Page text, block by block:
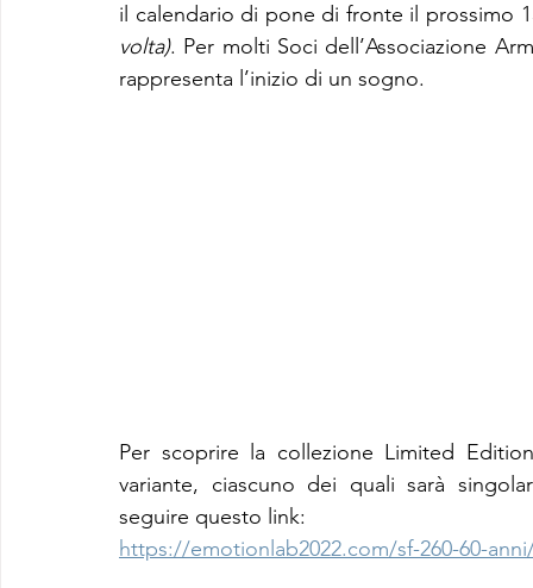
il calendario di pone di fronte il prossimo
volta). Per molti Soci dell’Associazione
rappresenta l’inizio di un sogno.
Per scoprire la collezione Limited
variante, ciascuno dei quali sarà
seguire questo link:
https://emotionlab2022.com/sf-260-60-